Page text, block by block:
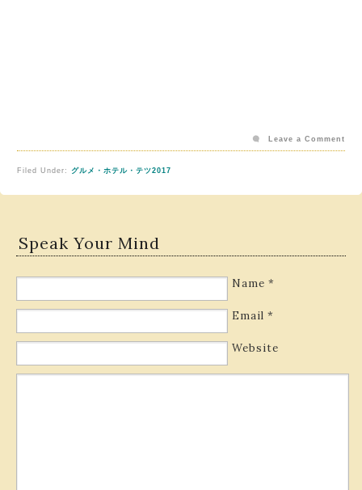
Filed Under: グルメ・ホテル・テツ2017
Leave a Comment
Speak Your Mind
Name *
Email *
Website